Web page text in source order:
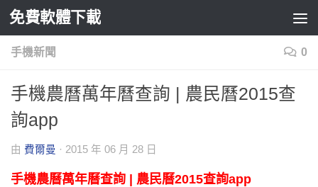
Skip to content
免費軟體下載
手機新聞 0
手機農曆萬年曆查詢 | 農民曆2015查
詢app
由 費爾曼 · 2015 年 06 月 28 日
手機農曆萬年曆查詢 | 農民曆2015查詢app